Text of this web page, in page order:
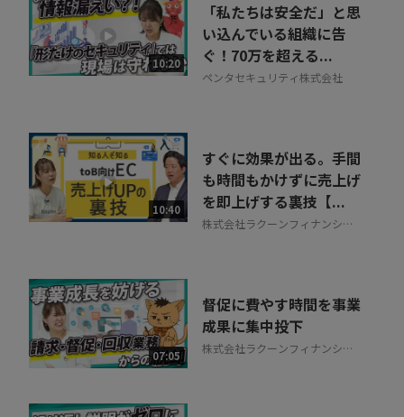
10:20
「私たちは安全だ」と思
い込んでいる組織に告
ぐ！70万を超える...
ペンタセキュリティ株式会社
10:40
すぐに効果が出る。手間
も時間もかけずに売上げ
を即上げする裏技【...
株式会社ラクーンフィナンシャ
07:05
督促に費やす時間を事業
成果に集中投下
株式会社ラクーンフィナンシャ